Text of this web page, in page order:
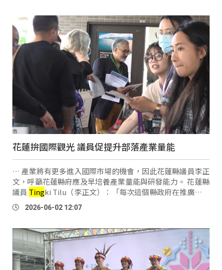
花蓮拚國際觀光 議員促提升部落產業量能
… 產業將有更多進入國際市場的機會，因此花蓮縣議員李正
文，呼籲花蓮縣府應及早培養產業量能與研發能力。 花蓮縣
議員 Tingki Tilu（李正文）：「每次這個縣政府在推廣這個
觀光到國際去的時候，那個原住民的產業總是在那個主角、
主角旁邊的那個位置 …
2026-06-02 12:07